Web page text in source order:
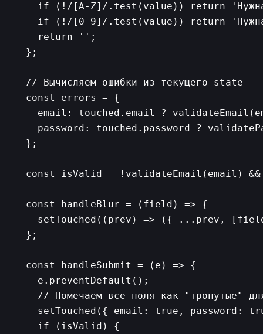
if (!/[A-Z]/.test(value)) return
if (!/[0-9]/.test(value)) return
    return '';
  };
  // Вычисляем ошибки из текущего state
  const errors = {
email: touched.email ?
password: touched.password ?
  };
const isValid = !validateEmail(email)
  const handleBlur = (field) => {
setTouched((prev) => ({ ...prev,
  };
  const handleSubmit = (e) => {
    e.preventDefault();
// Помечаем все поля как "тронутые"
setTouched({ email: true, password:
    if (isValid) {